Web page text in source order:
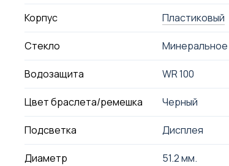
Корпус Пластиковый
Стекло Минеральное
Водозащита WR 100
Цвет браслета/ремешка Черный
Подсветка Дисплея
Диаметр 51.2 мм.